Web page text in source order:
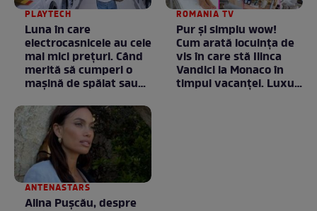
PLAYTECH
Luna în care
electrocasnicele au cele
mai mici prețuri. Când
merită să cumperi o
mașină de spălat sau
ROMANIA TV
Pur și simplu wow!
Cum arată locuința de
vis în care stă Ilinca
Vandici la Monaco în
timpul vacanței. Luxul
ANTENASTARS
Alina Pușcău, despre